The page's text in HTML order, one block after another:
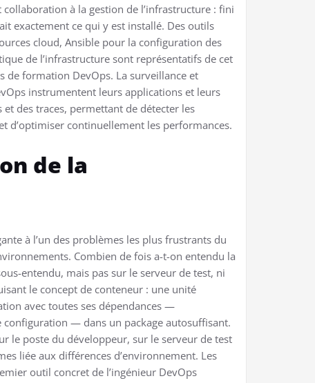
à la gestion de l’infrastructure : fini
exactement ce qui y est installé. Des outils
cloud, Ansible pour la configuration des
de l’infrastructure sont représentatifs de cet
de formation DevOps. La surveillance et
instrumentent leurs applications et leurs
des traces, permettant de détecter les
d’optimiser continuellement les performances.
de la
à l’un des problèmes les plus frustrants du
Combien de fois a-t-on entendu la
entendu, mais pas sur le serveur de test, ni
le concept de conteneur : une unité
avec toutes ses dépendances —
— dans un package autosuffisant.
le poste du développeur, sur le serveur de test
liée aux différences d’environnement. Les
outil concret de l’ingénieur DevOps